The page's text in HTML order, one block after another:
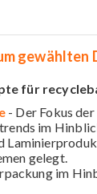
gewählten
für
- Der Fokus
im
gelegt.
im